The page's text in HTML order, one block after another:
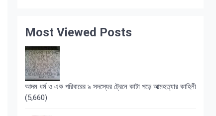
Most Viewed Posts
আদম ধর্ম ও এক পরিবারের ৯ সদস্যের ট্রেনে কাটা পড়ে আত্মহত্যার কাহিনী
(5,660)